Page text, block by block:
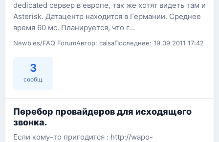
dedicated сервер в европе, так же хотят видеть там и
Asterisk. Датацентр находится в Германии. Среднее
время 60 мс. Планируется, что г...
Newbies/FAQ ForumАвтор: caisaПоследнее: 19.09.2011 17:42
3
сообщ.
Перебор провайдеров для исходящего
звонка.
Если кому-то пригодится : http://wapo-